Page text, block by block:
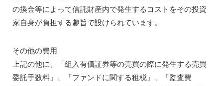
の換金等によって信託財産内で発生するコストをその投資
家自身が負担する趣旨で設けられています。
その他の費用
上記の他に、「組入有価証券等の売買の際に発生する売買
委託手数料」、「ファンドに関する租税」、「監査費